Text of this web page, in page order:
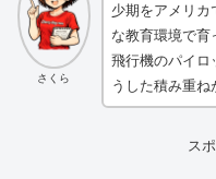
さくら
少期をアメリカ
な教育環境で育
飛行機のパイロ
うした積み重ね
ス